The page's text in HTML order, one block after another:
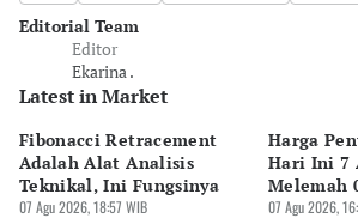
Editorial Team
Editor
Ekarina .
Latest in Market
Fibonacci Retracement
Adalah Alat Analisis
Teknikal, Ini Fungsinya
07 Agu 2026, 18:57 WIB
Harga
Hari Ini 7
Melemah
07 Agu 2026,